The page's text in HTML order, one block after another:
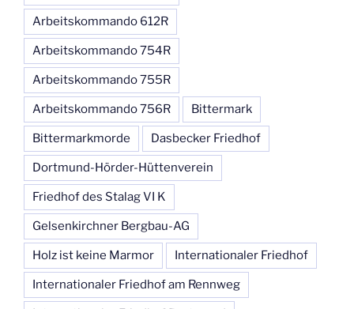
Arbeitskommando 612R
Arbeitskommando 754R
Arbeitskommando 755R
Arbeitskommando 756R Bittermark
Bittermarkmorde Dasbecker Friedhof
Dortmund-Hörder-Hüttenverein
Friedhof des Stalag VI K
Gelsenkirchner Bergbau-AG
Holz ist keine Marmor Internationaler Friedhof
Internationaler Friedhof am Rennweg